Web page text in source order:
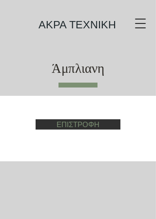
ΑΚΡΑ TEXNIKH
Άμπλιανη
ΕΠΙΣΤΡΟΦΗ